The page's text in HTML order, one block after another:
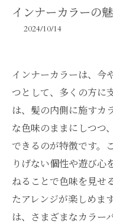
インナーカラーの
2024/10/14
インナーカラーは、今
つとして、多くの方に
は、髪の内側に施すカ
な色味のままにしつつ
できるのが特徴です。
りげない個性や遊び心
ねることで色味を見せ
たアレンジが楽しめま
は、さまざまなカラー